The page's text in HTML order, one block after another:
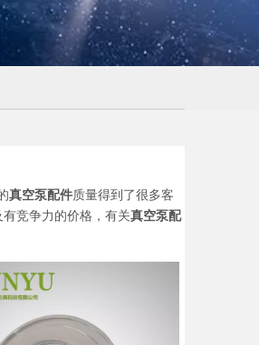
真空泵配件质量得到了很多客
竞争力的价格，有关真空泵配